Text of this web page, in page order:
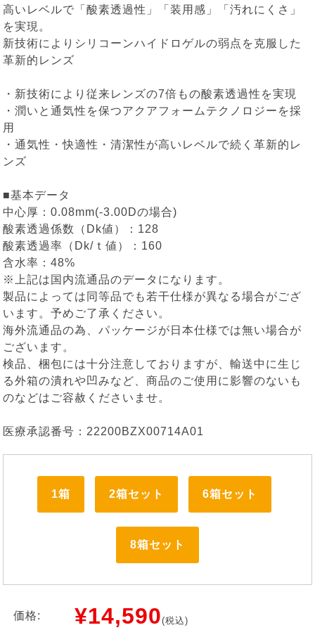
高いレベルで「酸素透過性」「装用感」「汚れにくさ」
を実現。
新技術によりシリコーンハイドロゲルの弱点を克服した
革新的レンズ
・新技術により従来レンズの7倍もの酸素透過性を実現
・潤いと通気性を保つアクアフォームテクノロジーを採
用
・通気性・快適性・清潔性が高いレベルで続く革新的レ
ンズ
■基本データ
中心厚：0.08mm(-3.00Dの場合)
酸素透過係数（Dk値）：128
酸素透過率（Dk/ｔ値）：160
含水率：48%
※上記は国内流通品のデータになります。
製品によっては同等品でも若干仕様が異なる場合がござ
います。予めご了承ください。
海外流通品の為、パッケージが日本仕様では無い場合が
ございます。
検品、梱包には十分注意しておりますが、輸送中に生じ
る外箱の潰れや凹みなど、商品のご使用に影響のないも
のなどはご容赦くださいませ。
医療承認番号：22200BZX00714A01
1箱 2箱セット 6箱セット
8箱セット
価格: ¥14,590(税込)